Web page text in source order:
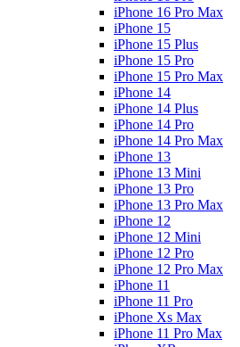
iPhone 16 Pro Max
iPhone 15
iPhone 15 Plus
iPhone 15 Pro
iPhone 15 Pro Max
iPhone 14
iPhone 14 Plus
iPhone 14 Pro
iPhone 14 Pro Max
iPhone 13
iPhone 13 Mini
iPhone 13 Pro
iPhone 13 Pro Max
iPhone 12
iPhone 12 Mini
iPhone 12 Pro
iPhone 12 Pro Max
iPhone 11
iPhone 11 Pro
iPhone Xs Max
iPhone 11 Pro Max